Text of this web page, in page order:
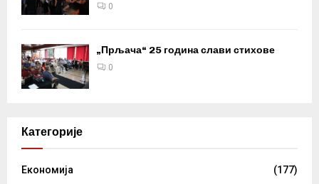
0
„Прљача“ 25 година слави стихове
0
Категорије
Eкономија
(177)